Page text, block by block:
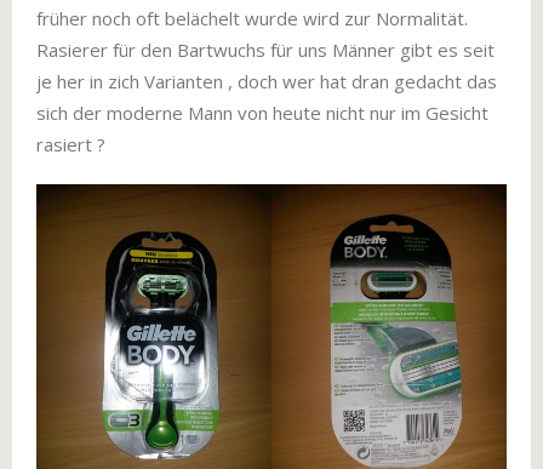
früher noch oft belächelt wurde wird zur Normalität.
Rasierer für den Bartwuchs für uns Männer gibt es seit
je her in zich Varianten , doch wer hat dran gedacht das
sich der moderne Mann von heute nicht nur im Gesicht
rasiert ?